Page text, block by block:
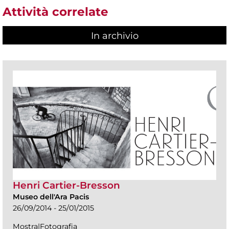
Attività correlate
In archivio
Henri Cartier-Bresson
Museo dell'Ara Pacis
26/09/2014 - 25/01/2015
Mostra|Fotografia